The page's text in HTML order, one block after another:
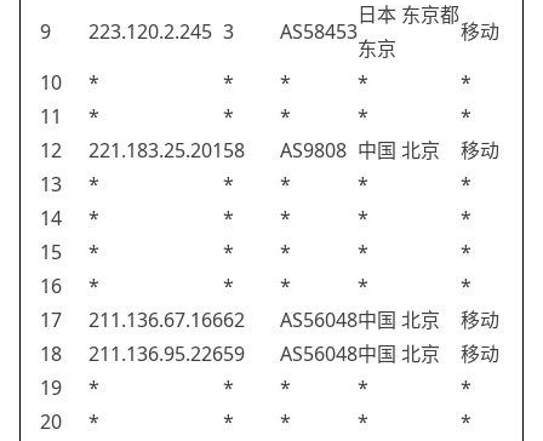
9 223.120.2.245 3 AS58453
日本 东京都
东京
移动
10
* * * *
*
11
* * * *
*
12
221.183.25.20158 AS9808 中国 北京
移动
13
* * * *
*
14
* * * *
*
15
* * * *
*
16
* * * *
*
17
211.136.67.16662 AS56048中国 北京
移动
18
211.136.95.22659 AS56048中国 北京
移动
19
* * * *
*
20
* * * *
*